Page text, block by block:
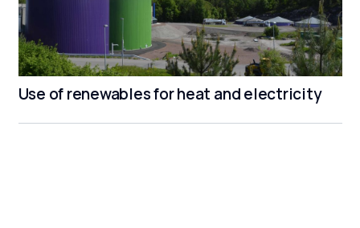
Use of renewables for heat and electricity